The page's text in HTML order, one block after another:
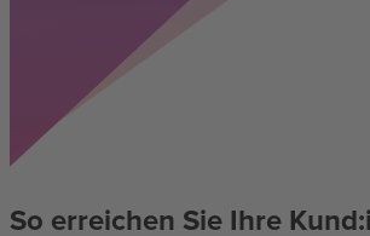
So erreichen Sie Ihre